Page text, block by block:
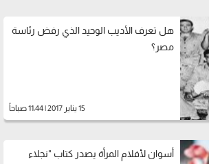
هل تعرف الأديب الوحيد الذي رفض رئاسة
مصر؟
15 يناير 2017 | 11:44 صباحاً
أسوان لأفلام المرأة يصدر كتاب "نجلاء